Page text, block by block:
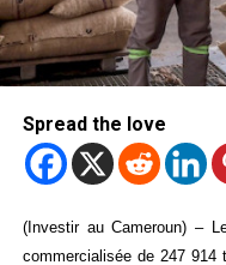
Spread the love
(Investir au Cameroun) –
commercialisée de 247